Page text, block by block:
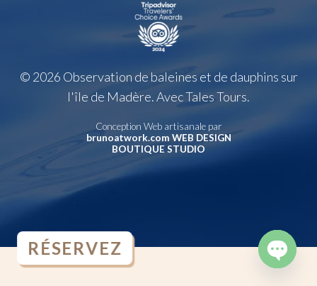
© 2026 Observation de baleines et de dauphins sur
l'île de Madère. Avec Tales Tours.
Conception Web artisanale par
brunoatwork.com WEB DESIGN
BOUTIQUE STUDIO
RÉSERVEZ